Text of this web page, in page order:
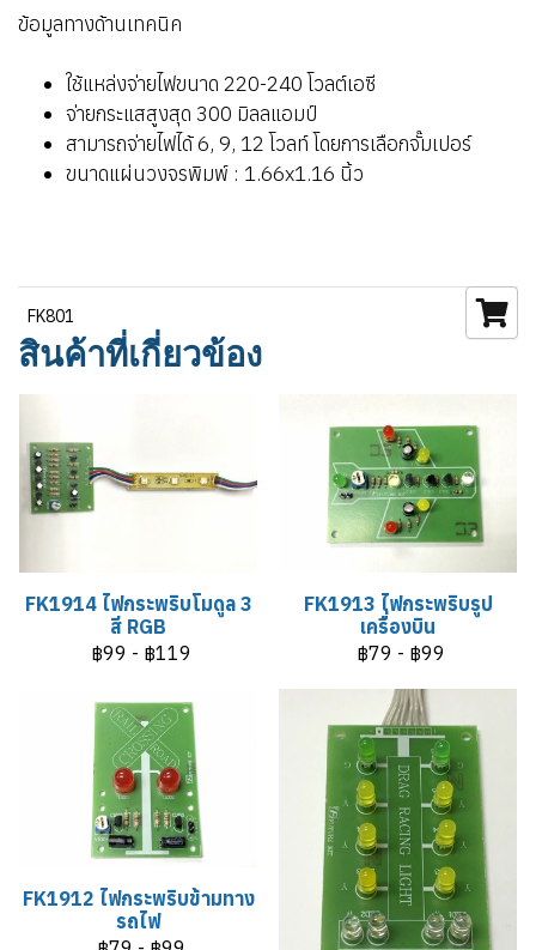
ข้อมูลทางด้านเทคนิค
ใช้แหล่งจ่ายไฟขนาด 220-240 โวลต์เอซี
จ่ายกระแสสูงสุด 300 มิลลแอมป์
สามารถจ่ายไฟได้ 6, 9, 12 โวลท์ โดยการเลือกจั๊มเปอร์
ขนาดแผ่นวงจรพิมพ์ : 1.66x1.16 นิ้ว
FK801
สินค้าที่เกี่ยวข้อง
FK1914 ไฟกระพริบโมดูล 3
สี RGB
฿99 - ฿119
FK1913 ไฟกระพริบรูป
เครื่องบิน
฿79 - ฿99
FK1912 ไฟกระพริบข้ามทาง
รถไฟ